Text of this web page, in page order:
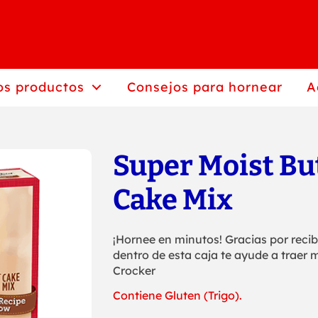
productos Consejos para hornear
Super Moist
Cake Mix
¡Hornee en minutos! Gracias por
dentro de esta caja te ayude a traer
Crocker
Contiene Gluten (Trigo).